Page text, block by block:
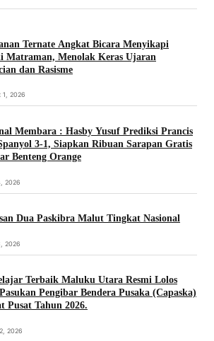
Ternate Angkat Bicara Menyikapi
Matraman, Menolak Keras Ujaran
dan Rasisme
1, 2026
Membara : Hasby Yusuf Prediksi Prancis
3-1, Siapkan Ribuan Sarapan Gratis
Benteng Orange
2026
Dua Paskibra Malut Tingkat Nasional
2026
Terbaik Maluku Utara Resmi Lolos
Pengibar Bendera Pusaka (Capaska)
Pusat Tahun 2026.
2026